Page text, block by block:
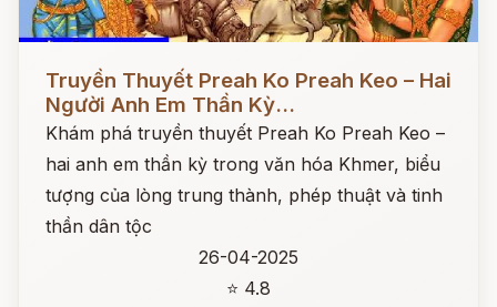
Đọc ngay
Truyền Thuyết Preah Ko Preah Keo – Hai
Người Anh Em Thần Kỳ...
Khám phá truyền thuyết Preah Ko Preah Keo –
hai anh em thần kỳ trong văn hóa Khmer, biểu
tượng của lòng trung thành, phép thuật và tinh
thần dân tộc
26-04-2025
⭐ 4.8